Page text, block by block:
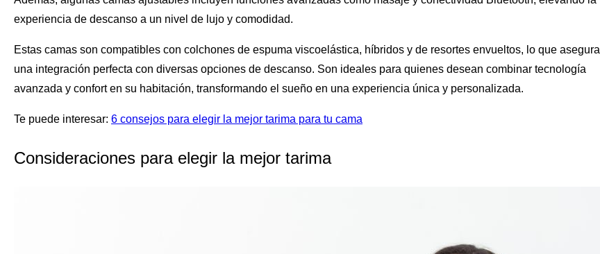
experiencia de descanso a un nivel de lujo y comodidad.
Estas camas son compatibles con colchones de espuma viscoelástica, híbridos y de resortes envueltos, lo que asegura
una integración perfecta con diversas opciones de descanso. Son ideales para quienes desean combinar tecnología
avanzada y confort en su habitación, transformando el sueño en una experiencia única y personalizada.
Te puede interesar: 6 consejos para elegir la mejor tarima para tu cama
Consideraciones para elegir la mejor tarima